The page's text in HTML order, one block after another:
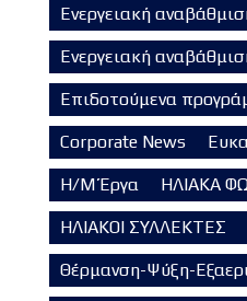
Ενεργειακή
Ενεργειακή
Επιδοτούμενα
Corporate News
Η/Μ Έργα ΗΛΙΑΚΑ
ΗΛΙΑΚΟΙ ΣΥΛΛΕΚΤΕΣ
Θέρμανση-Ψύξη-